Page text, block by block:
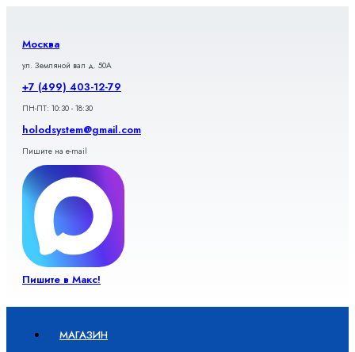
содержимому
Москва
ул. Земляной вал д. 50А
+7 (499) 403-12-79
ПН-ПТ: 10:30 - 18:30
holodsystem@gmail.com
Пишите на e-mail
Пишите в Макс!
МАГАЗИН